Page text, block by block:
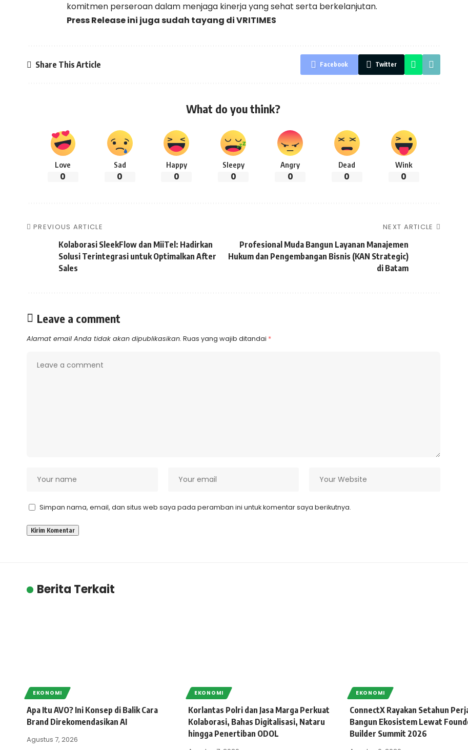
komitmen perseroan dalam menjaga kinerja yang sehat serta berkelanjutan.
Press Release ini juga sudah tayang diVRITIMES
Share This Article Facebook Twitter
What do you think?
Love
0
Sad
0
Happy
0
Sleepy
0
Angry
0
Dead
0
Wink
0
PREVIOUS ARTICLE
Kolaborasi SleekFlow dan MiiTel: Hadirkan
Solusi Terintegrasi untuk Optimalkan After
Sales
NEXT ARTICLE
Profesional Muda Bangun Layanan Manajemen
Hukum dan Pengembangan Bisnis (KAN Strategic)
di Batam
Leave a comment
Alamat email Anda tidak akan dipublikasikan. Ruas yang wajib ditandai *
Simpan nama, email, dan situs web saya pada peramban ini untuk komentar saya berikutnya.
Berita Terkait
EKONOMI
Apa Itu AVO? Ini Konsep di Balik Cara
Brand Direkomendasikan AI
Agustus 7, 2026
EKONOMI
Korlantas Polri dan Jasa Marga Perkuat
Kolaborasi, Bahas Digitalisasi, Nataru
hingga Penertiban ODOL
EKONOMI
ConnectX Rayakan Setahun
Bangun Ekosistem Lewat
Builder Summit 2026